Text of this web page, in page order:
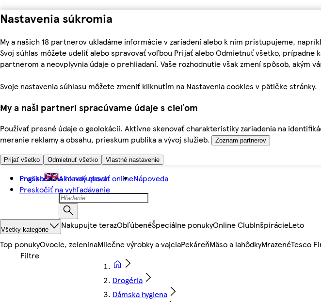
Nastavenia súkromia
My a našich 18 partnerov ukladáme informácie v zariadení alebo k nim pristupujeme,
Svoj súhlas môžete udeliť alebo spravovať voľbou Prijať alebo Odmietnuť všetko, prípadne
partnerom a neovplyvnia údaje o prehliadaní. Vaše rozhodnutie však zmení spôsob, akým
Svoje nastavenia súhlasu môžete zmeniť kliknutím na Nastavenia cookies v pätičke stránky.
My a naši partneri spracúvame údaje s cieľom
Používať presné údaje o geolokácii. Aktívne skenovať charakteristiky zariadenia na
meranie reklamy a obsahu, prieskum publika a vývoj služieb.
Zoznam partnerov
Prijať všetko Odmietnuť všetko Vlastné nastavenie
Preskočiť na hlavný obsah
Preskočiť na vyhľadávanie
English Ako nakupovať onlineNápoveda
Všetky kategórie Nakupujte terazObľúbenéŠpeciálne ponukyOnline ClubInšpirácieLeto
Top ponukyOvocie, zeleninaMliečne výrobky a vajciaPekáreňMäso a lahôdkyMrazenéTesco
Drogéria
Dámska hygiena